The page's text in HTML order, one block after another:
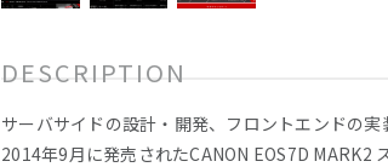
DESCRIPTION
サーバサイドの設計・開発、フロントエンドの実
2014年9月に発売されたCANON EOS7D MARK2